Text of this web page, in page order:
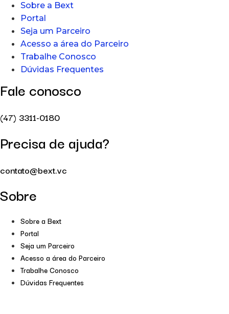
Sobre a Bext
Portal
Seja um Parceiro
Acesso a área do Parceiro
Trabalhe Conosco
Dúvidas Frequentes
Fale conosco
(47) 3311-0180
Precisa de ajuda?
contato@bext.vc
Sobre
Sobre a Bext
Portal
Seja um Parceiro
Acesso a área do Parceiro
Trabalhe Conosco
Dúvidas Frequentes